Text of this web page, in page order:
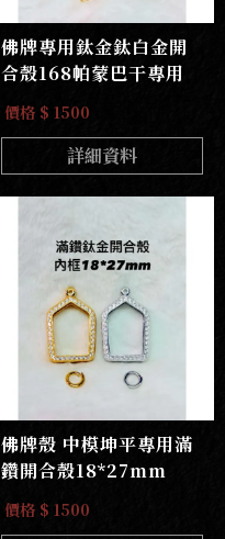
佛牌專用鈦金鈦白金開
合殼168帕蒙巴干專用
價格 $ 1500
詳細資料
佛牌殼 中模坤平專用滿
鑽開合殼18*27mm
價格 $ 1500